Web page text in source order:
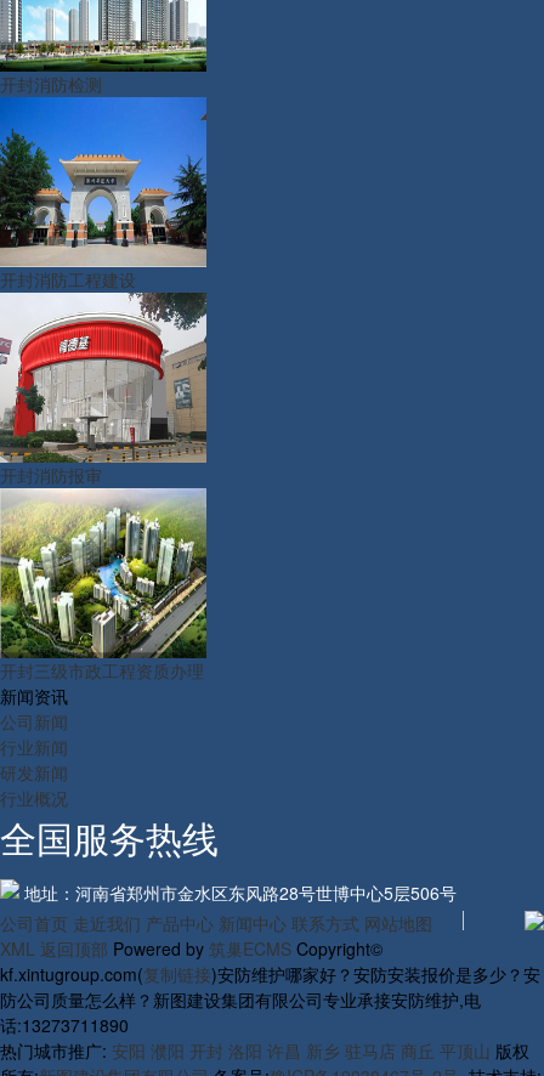
开封消防检测
开封消防工程建设
开封消防报审
开封三级市政工程资质办理
新闻资讯
公司新闻
行业新闻
研发新闻
行业概况
全国服务热线
地址：河南省郑州市金水区东风路28号世博中心5层506号
公司首页 走近我们 产品中心 新闻中心 联系方式 网站地图
XML 返回顶部 Powered by 筑巢ECMS Copyright©
kf.xintugroup.com(复制链接)安防维护哪家好？安防安装报价是多少？安
防公司质量怎么样？新图建设集团有限公司专业承接安防维护,电
话:13273711890
热门城市推广: 安阳 濮阳 开封 洛阳 许昌 新乡 驻马店 商丘 平顶山 版权